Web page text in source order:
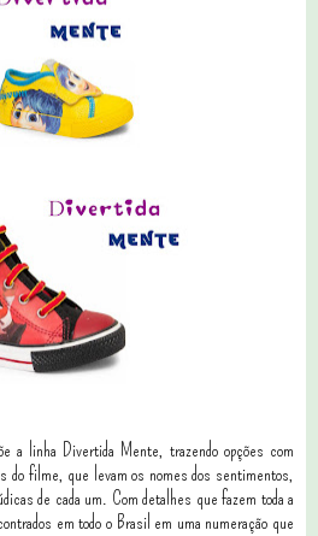
a linha Divertida Mente, trazendo opções com
do filme, que levam os nomes dos sentimentos,
de cada um. Com detalhes que fazem toda a
em todo o Brasil em uma numeração que